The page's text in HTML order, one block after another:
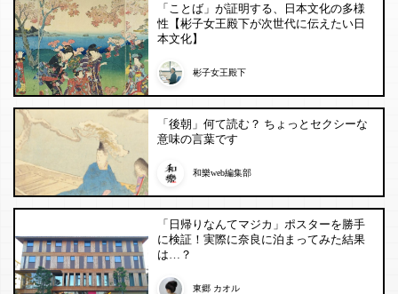
「ことば」が証明する、日本文化の多様
性【彬子女王殿下が次世代に伝えたい日
本文化】
彬子女王殿下
「後朝」何て読む？ ちょっとセクシーな
意味の言葉です
和樂web編集部
「日帰りなんてマジカ」ポスターを勝手
に検証！実際に奈良に泊まってみた結果
は…？
東郷 カオル